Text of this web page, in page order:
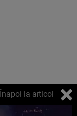
Înapoi la articol